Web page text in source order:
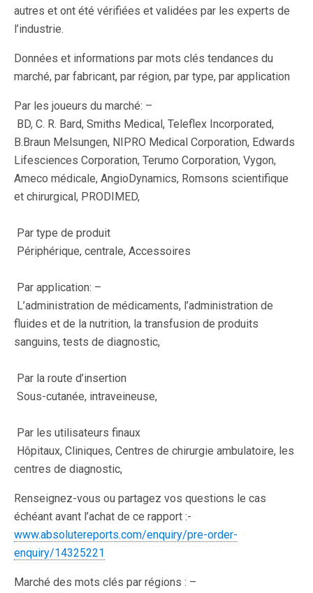
autres et ont été vérifiées et validées par les experts de
l’industrie.
Données et informations par mots clés tendances du
marché, par fabricant, par région, par type, par application
Par les joueurs du marché: –
BD, C. R. Bard, Smiths Medical, Teleflex Incorporated,
B.Braun Melsungen, NIPRO Medical Corporation, Edwards
Lifesciences Corporation, Terumo Corporation, Vygon,
Ameco médicale, AngioDynamics, Romsons scientifique
et chirurgical, PRODIMED,
Par type de produit
Périphérique, centrale, Accessoires
Par application: –
L’administration de médicaments, l’administration de
fluides et de la nutrition, la transfusion de produits
sanguins, tests de diagnostic,
Par la route d’insertion
Sous-cutanée, intraveineuse,
Par les utilisateurs finaux
Hôpitaux, Cliniques, Centres de chirurgie ambulatoire, les
centres de diagnostic,
Renseignez-vous ou partagez vos questions le cas
échéant avant l’achat de ce rapport :-
www.absolutereports.com/enquiry/pre-order-
enquiry/14325221
Marché des mots clés par régions : –